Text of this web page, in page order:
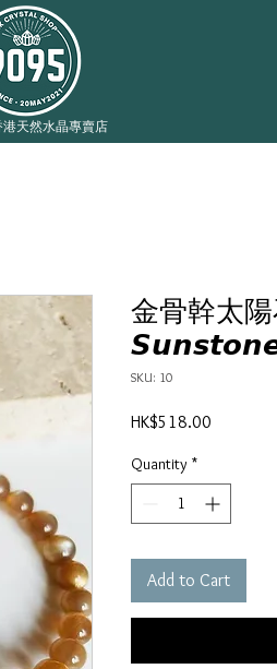
港天然水晶專賣店
金骨幹太
SKU: 10
HK$518.00
Quantity *
Add to Cart